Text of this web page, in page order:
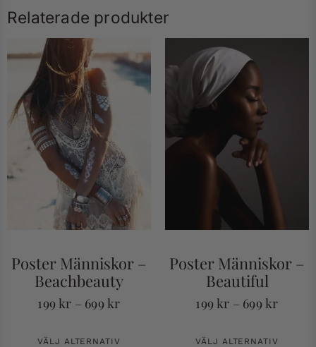
Relaterade produkter
Poster Människor –
Beachbeauty
199kr – 699kr
VÄLJ ALTERNATIV
Poster Människor –
Beautiful
199kr – 699kr
VÄLJ ALTERNATIV